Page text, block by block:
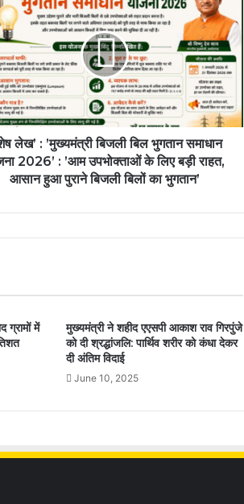
लेख’ : ’मुख्यमंत्री बिजली बिल भुगतान समाधान
2026’ : ’आम उपभोक्ताओं के लिए बड़ी राहत,
आसान हुआ पुराने बिजली बिलों का भुगतान’
ग्रामों में
मुख्यमंत्री ने शहीद एएसपी आकाश राव गिरपुंजे
को दी श्रद्धांजलि: पार्थिव शरीर को कंधा देकर
दी अंतिम विदाई
June 10, 2025